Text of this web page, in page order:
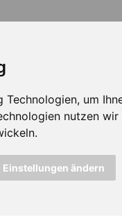
um
nutzen
Einstellungen ändern
mehr